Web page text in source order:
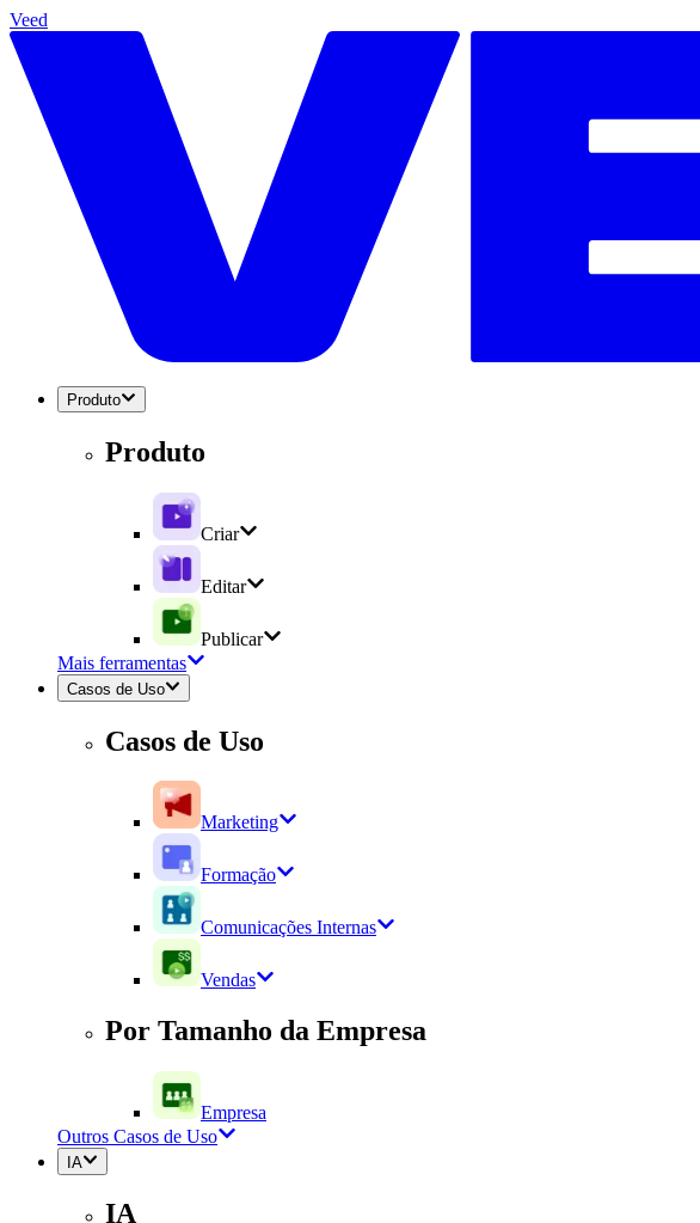
Veed
Produto
Produto
Criar
Editar
Publicar
Mais ferramentas
Casos de Uso
Casos de Uso
Marketing
Formação
Comunicações Internas
Vendas
Por Tamanho da Empresa
Empresa
Outros Casos de Uso
IA
IA